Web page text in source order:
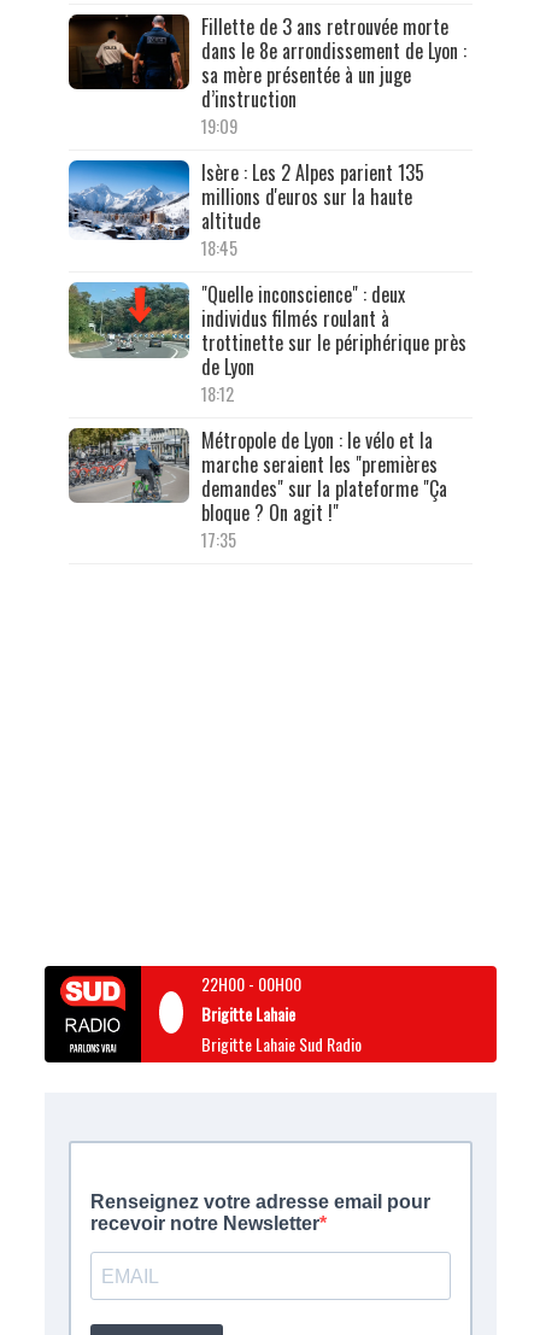
Fillette de 3 ans retrouvée morte
dans le 8e arrondissement de Lyon :
sa mère présentée à un juge
d’instruction
19:09
Isère : Les 2 Alpes parient 135
millions d'euros sur la haute
altitude
18:45
"Quelle inconscience" : deux
individus filmés roulant à
trottinette sur le périphérique près
de Lyon
18:12
Métropole de Lyon : le vélo et la
marche seraient les "premières
demandes" sur la plateforme "Ça
bloque ? On agit !"
17:35
22H00- 00H00
Brigitte Lahaie
Brigitte Lahaie Sud Radio